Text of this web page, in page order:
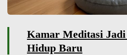
Kamar Meditasi
Hidup Baru